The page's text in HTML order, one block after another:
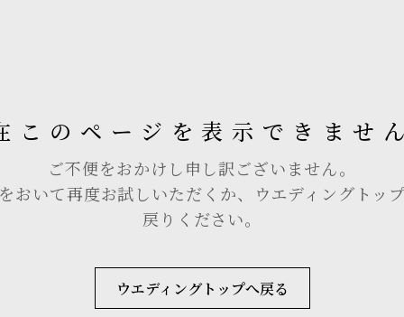
このページを表示できませ
ご不便をおかけし申し訳ございません。
おいて再度お試しいただくか、ウエディングトッ
戻りください。
ウエディングトップへ戻る